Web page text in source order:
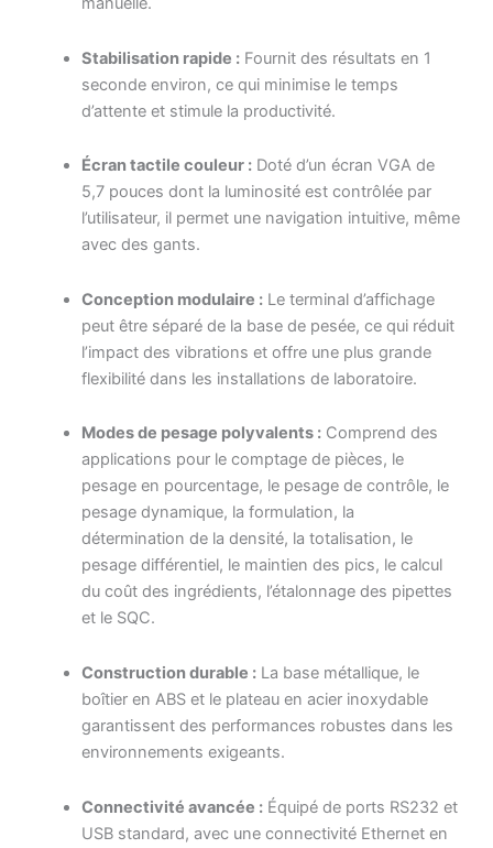
Stabilisation rapide : Fournit des résultats en 1
seconde environ, ce qui minimise le temps
d’attente et stimule la productivité.
Écran tactile couleur : Doté d’un écran VGA de
5,7 pouces dont la luminosité est contrôlée par
l’utilisateur, il permet une navigation intuitive, même
avec des gants.
Conception modulaire : Le terminal d’affichage
peut être séparé de la base de pesée, ce qui réduit
l’impact des vibrations et offre une plus grande
flexibilité dans les installations de laboratoire.
Modes de pesage polyvalents : Comprend des
applications pour le comptage de pièces, le
pesage en pourcentage, le pesage de contrôle, le
pesage dynamique, la formulation, la
détermination de la densité, la totalisation, le
pesage différentiel, le maintien des pics, le calcul
du coût des ingrédients, l’étalonnage des pipettes
et le SQC.
Construction durable : La base métallique, le
boîtier en ABS et le plateau en acier inoxydable
garantissent des performances robustes dans les
environnements exigeants.
Connectivité avancée : Équipé de ports RS232 et
USB standard, avec une connectivité Ethernet en